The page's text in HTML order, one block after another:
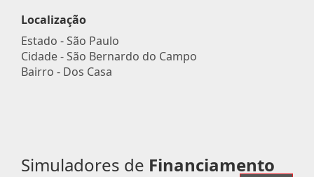
Localização
Estado -São Paulo
Cidade -São Bernardo do Campo
Bairro - Dos Casa
Simuladores de Financiamento